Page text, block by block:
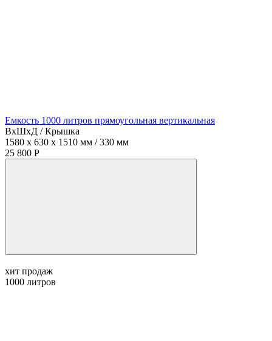
Емкость 1000 литров прямоугольная вертикальная
ВхШхД / Крышка
1580 x 630 x 1510 мм / 330 мм
25 800 Р
хит продаж
1000 литров